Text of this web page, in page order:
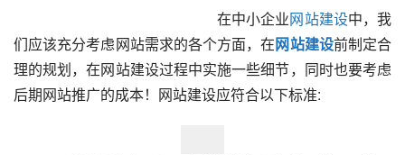
在中小企业网站建设中，我
们应该充分考虑网站需求的各个方面，在网站建设前制定合
理的规划，在网站建设过程中实施一些细节，同时也要考虑
后期网站推广的成本！网站建设应符合以下标准: